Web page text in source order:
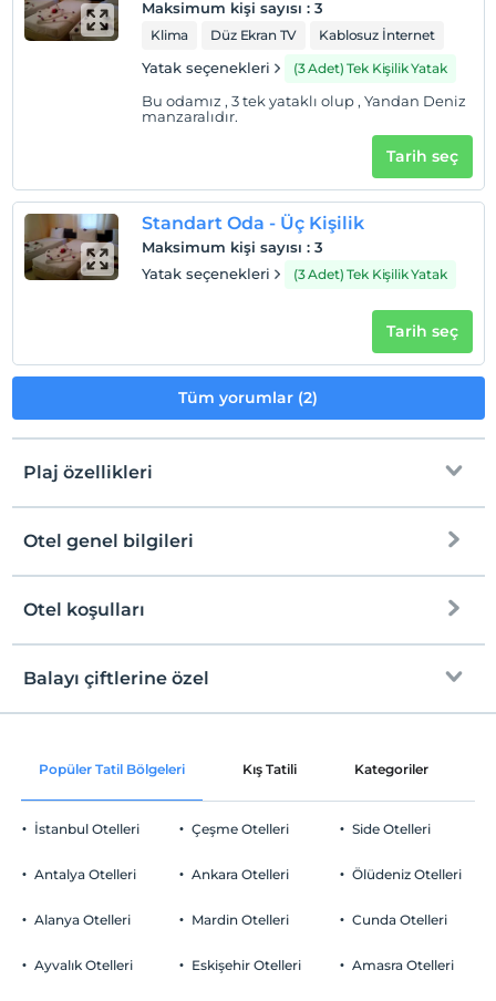
Maksimum kişi sayısı : 3
Klima Düz Ekran TV Kablosuz İnternet
Yatak seçenekleri (3 Adet) Tek Kişilik Yatak
Bu odamız , 3 tek yataklı olup , Yandan Deniz
manzaralıdır.
Tarih seç
Standart Oda - Üç Kişilik
Maksimum kişi sayısı : 3
Yatak seçenekleri
(3 Adet) Tek Kişilik Yatak
Tarih seç
Tüm yorumlar (2)
Plaj özellikleri
Plaja
Tesise özel plaj
Kum, çakıl karışık plaj
İskele
Şezlong & Şemsiye
Otel genel bilgileri
Ücretsiz Wi-fi
Otopark (Tesis disinda)
Otel koşulları
Check/in
En erken saat 14:00 ve sonrası
Check/out
Evcil Hayvan
Sigara
Çocuklar
Her bir oda için 12 yaşına kadar 1 çocuk ücretsizdir
Balayı çiftlerine özel
Odaya şarap ikramı
Oda süslemesi
Popüler Tatil Bölgeleri Kış Tatili Kategoriler
İstanbul Otelleri
Antalya Otelleri
Alanya Otelleri
Ayvalık Otelleri
Çeşme Otelleri
Ankara Otelleri
Mardin Otelleri
Eskişehir Otelleri
Side Otelleri
Ölüdeniz Otelleri
Cunda Otelleri
Amasra Otelleri